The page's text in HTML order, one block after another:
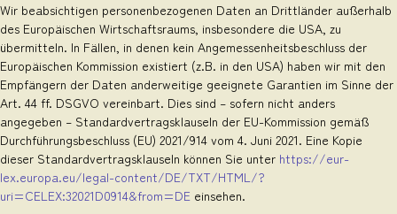
Wir beabsichtigen personenbezogenen Daten an Drittländer außerhalb
des Europäischen Wirtschaftsraums, insbesondere die USA, zu
übermitteln. In Fällen, in denen kein Angemessenheitsbeschluss der
Europäischen Kommission existiert (z.B. in den USA) haben wir mit den
Empfängern der Daten anderweitige geeignete Garantien im Sinne der
Art. 44 ff. DSGVO vereinbart. Dies sind – sofern nicht anders
angegeben – Standardvertragsklauseln der EU-Kommission gemäß
Durchführungsbeschluss (EU) 2021/914 vom 4. Juni 2021. Eine Kopie
dieser Standardvertragsklauseln können Sie unter https://eur-
lex.europa.eu/legal-content/DE/TXT/HTML/?
uri=CELEX:32021D0914&from=DE einsehen.